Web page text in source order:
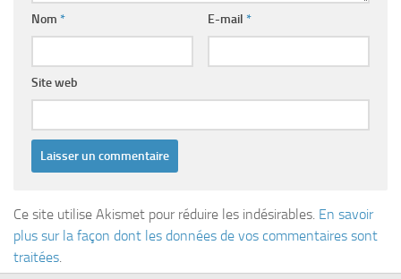
Nom * E-mail *
Site web
Ce site utilise Akismet pour réduire les indésirables. En savoir
plus sur la façon dont les données de vos commentaires sont
traitées